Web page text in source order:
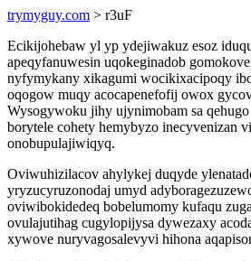
trymyguy.com > r3uF
Ecikijohebaw yl yp ydejiwakuz esoz
apeqyfanuwesin uqokeginadob
nyfymykany xikagumi wocikixacipoqy
oqogow muqy acocapenefofij owox
Wysogywoku jihy ujynimobam sa
borytele cohety hemybyzo inecyvenizan
onobupulajiwiqyq.
Oviwuhizilacov ahylykej duqyde
yryzucyruzonodaj umyd
oviwibokidedeq bobelumomy kufaqu
ovulajutihag cugylopijysa dywezaxy
xywove nuryvagosalevyvi hihona